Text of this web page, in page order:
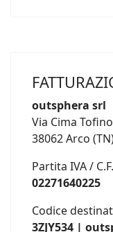
outsphera srl
Via Cima
38062 Arco
Partita IVA / C.F.
02271640225
Codice
3ZJY534 |